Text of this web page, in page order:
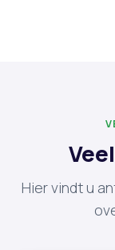
Hier vindt u